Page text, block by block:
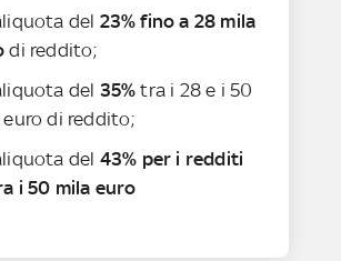
del 23% fino a 28 mila
di reddito;
del 35% tra i 28 e i 50
euro di reddito;
del 43% per i redditi
i 50 mila euro